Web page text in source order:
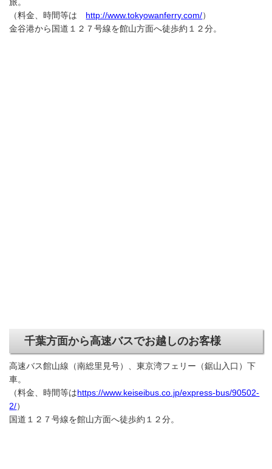
（料金、時間等は http://www.tokyowanferry.com/）
金谷港から国道１２７号線を館山方面へ徒歩約１２分。
千葉方面から高速バスでお越しのお客様
高速バス館山線（南総里見号）、東京湾フェリー（鋸山入口）下
車。
（料金、時間等はhttps://www.keiseibus.co.jp/express-bus/90502-
2/）
国道１２７号線を館山方面へ徒歩約１２分。